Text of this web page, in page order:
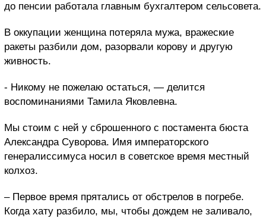
до пенсии работала главным бухгалтером сельсовета.
В оккупации женщина потеряла мужа, вражеские
ракеты разбили дом, разорвали корову и другую
живность.
- Никому не пожелаю остаться, — делится
воспоминаниями Тамила Яковлевна.
Мы стоим с ней у сброшенного с постамента бюста
Александра Суворова. Имя императорского
генералиссимуса носил в советское время местный
колхоз.
– Первое время прятались от обстрелов в погребе.
Когда хату разбило, мы, чтобы дождем не заливало,